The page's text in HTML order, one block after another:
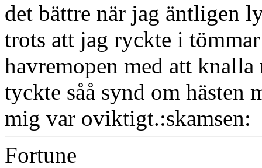
det bättre när jag äntligen
trots att jag ryckte i
havremopen med att
tyckte såå synd om hästen
mig var oviktigt.:skamsen:
Fortune